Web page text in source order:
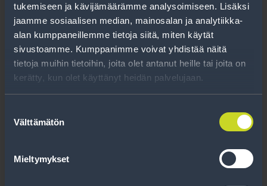
tukemiseen ja kävijämäärämme analysoimiseen. Lisäksi
jaamme sosiaalisen median, mainosalan ja analytiikka-
alan kumppaneillemme tietoja siitä, miten käytät
sivustoamme. Kumppanimme voivat yhdistää näitä
tietoja muihin tietoihin, joita olet antanut heille tai joita on
kerätty, kun olet käyttänyt heidän palvelujaan.
valinta
Välttämätön
Mieltymykset
Tilaa uutiskirje
Uutiskirjeessä saat autonomistajan
kausimuistutukset sekä parhaat